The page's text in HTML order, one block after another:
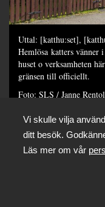
Uttal: [katthu:set],
Hemlösa katters vänner
huset o verksamheten
gränsen till officiellt.
Foto: SLS / Janne
Vi skulle vilja
ditt besök.
Läs mer om vår